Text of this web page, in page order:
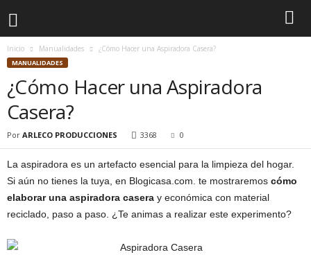
Inicio Manualidades ¿Cómo Hacer una Aspiradora Casera?
MANUALIDADES
¿Cómo Hacer una Aspiradora
Casera?
Por ARLECO PRODUCCIONES 3368 0
La aspiradora es un artefacto esencial para la limpieza del hogar.
Si aún no tienes la tuya, en Blogicasa.com. te mostraremos cómo
elaborar una aspiradora casera y económica con material
reciclado, paso a paso. ¿Te animas a realizar este experimento?